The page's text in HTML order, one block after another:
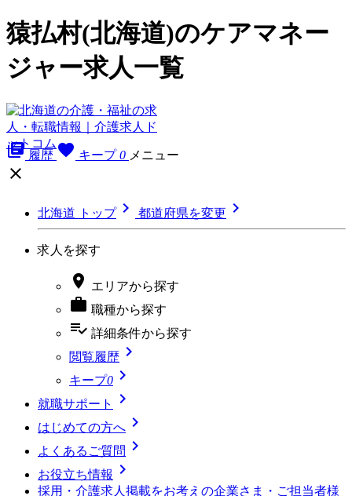
猿払村(北海道)のケアマネー
ジャー求人一覧
library_books 履歴 favorite キープ 0 メニュー

北海道 トップ 都道府県を変更 
求人を探す
 エリアから探す
 職種から探す
playlist_add_check 詳細条件から探す
閲覧履歴 
キープ0 
就職サポート 
はじめての方へ 
よくあるご質問 
お役立ち情報 
採用・介護求人掲載をお考えの企業さま・ご担当者様